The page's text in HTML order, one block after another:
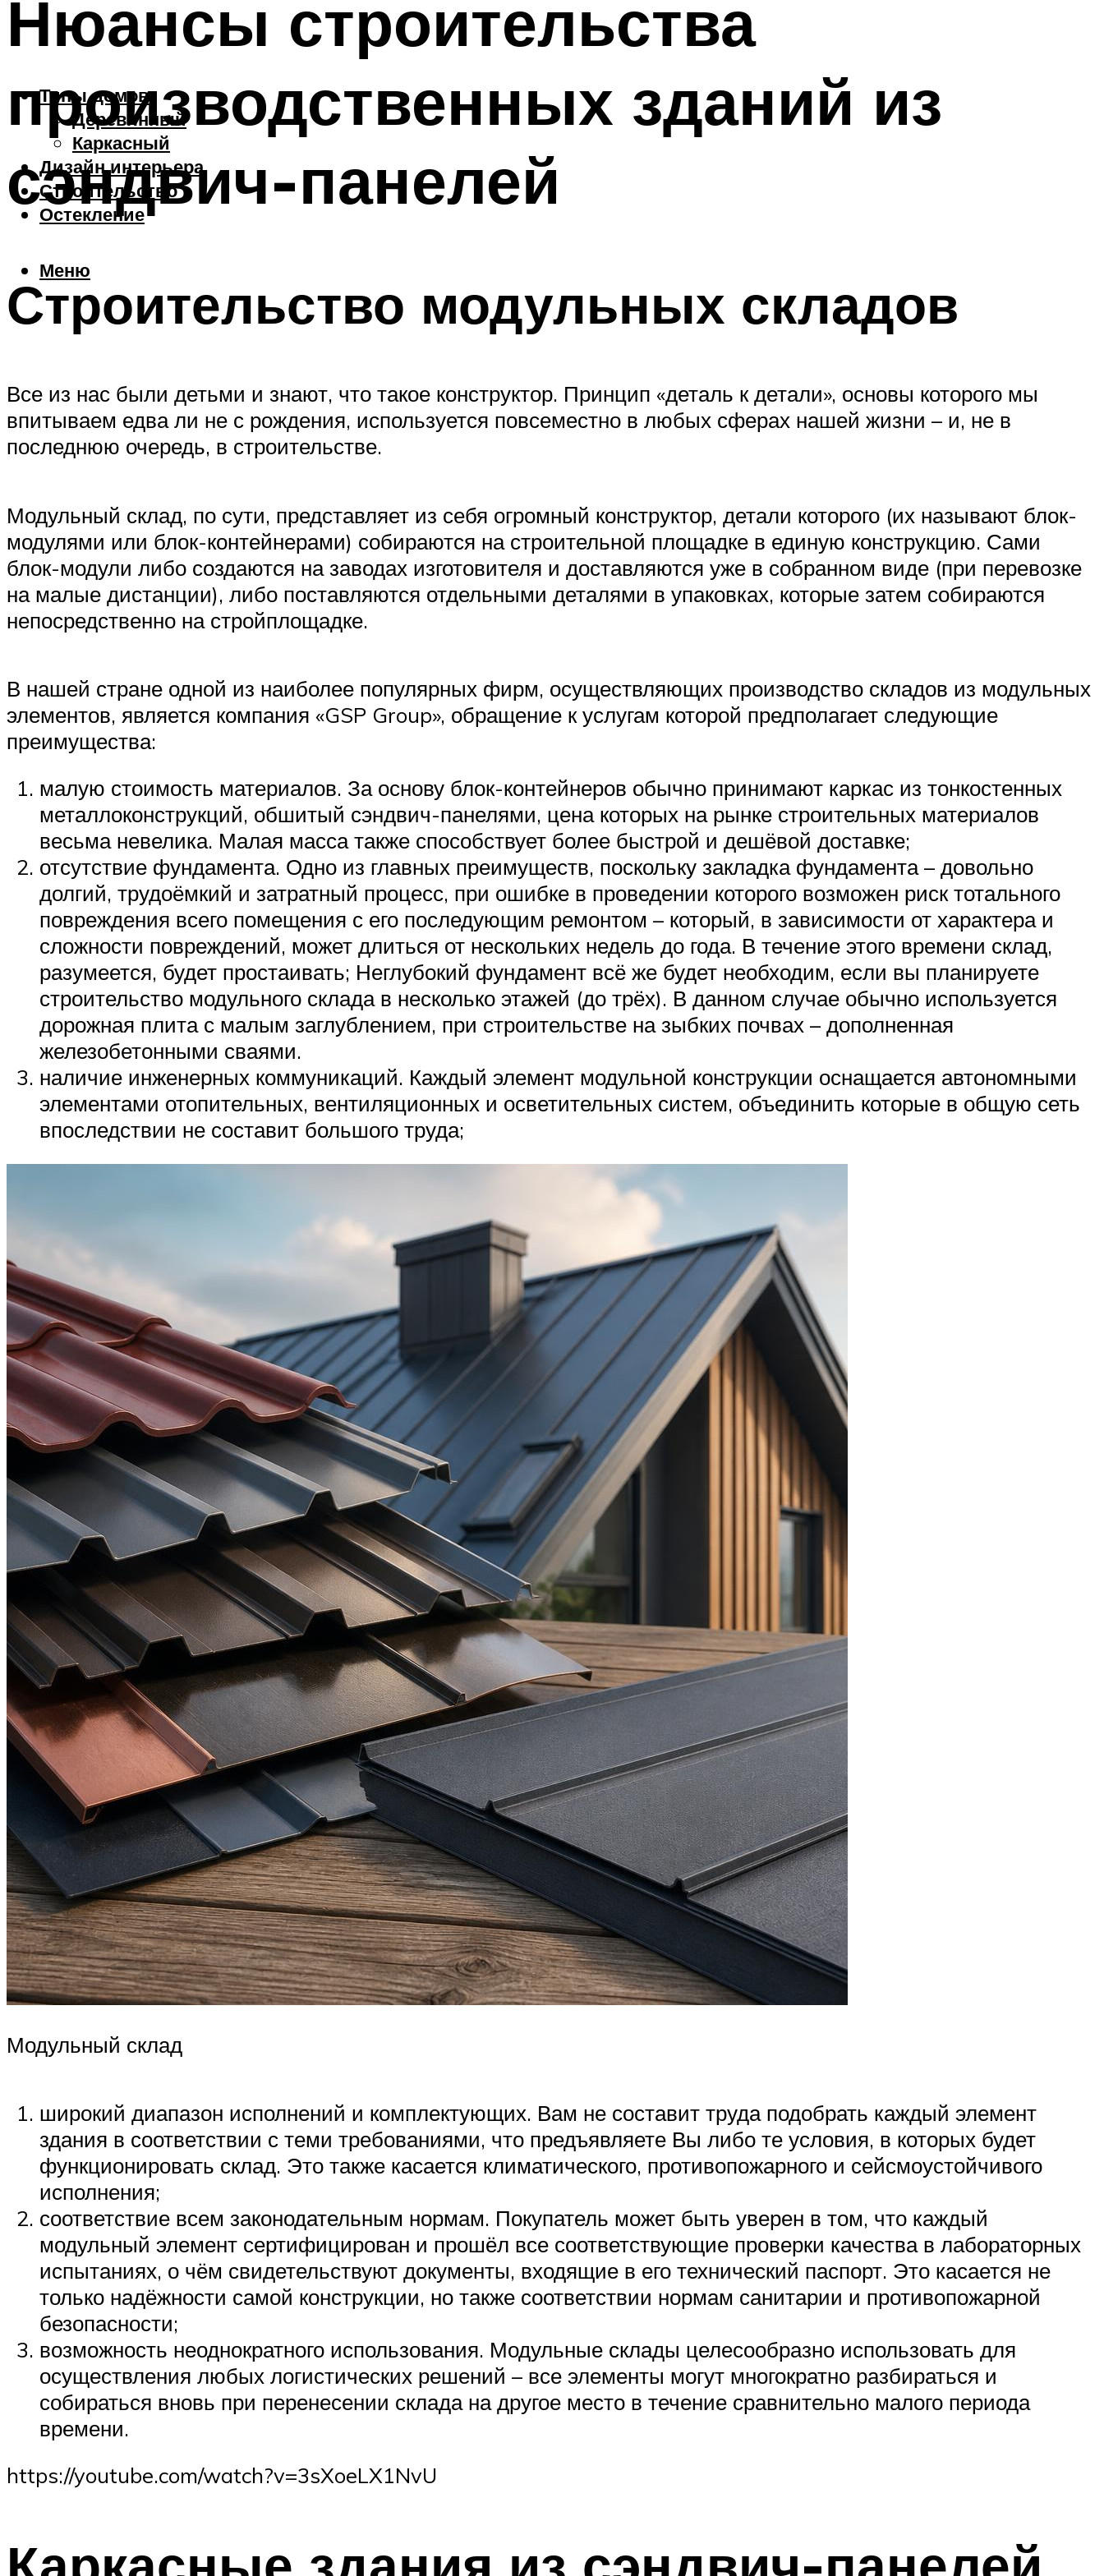
Типы домов
Деревянный
Каркасный
Дизайн интерьера
Строительство
Остекление
Меню
Нюансы строительства
производственных зданий из
сэндвич-панелей
Строительство модульных складов
Все из нас были детьми и знают, что такое конструктор. Принцип «деталь к детали», основы которого мы
впитываем едва ли не с рождения, используется повсеместно в любых сферах нашей жизни – и, не в
последнюю очередь, в строительстве.
Модульный склад, по сути, представляет из себя огромный конструктор, детали которого (их называют блок-
модулями или блок-контейнерами) собираются на строительной площадке в единую конструкцию. Сами
блок-модули либо создаются на заводах изготовителя и доставляются уже в собранном виде (при перевозке
на малые дистанции), либо поставляются отдельными деталями в упаковках, которые затем собираются
непосредственно на стройплощадке.
В нашей стране одной из наиболее популярных фирм, осуществляющих производство складов из модульных
элементов, является компания «GSP Group», обращение к услугам которой предполагает следующие
преимущества:
малую стоимость материалов. За основу блок-контейнеров обычно принимают каркас из тонкостенных
металлоконструкций, обшитый сэндвич-панелями, цена которых на рынке строительных материалов
весьма невелика. Малая масса также способствует более быстрой и дешёвой доставке;
отсутствие фундамента. Одно из главных преимуществ, поскольку закладка фундамента – довольно
долгий, трудоёмкий и затратный процесс, при ошибке в проведении которого возможен риск тотального
повреждения всего помещения с его последующим ремонтом – который, в зависимости от характера и
сложности повреждений, может длиться от нескольких недель до года. В течение этого времени склад,
разумеется, будет простаивать; Неглубокий фундамент всё же будет необходим, если вы планируете
строительство модульного склада в несколько этажей (до трёх). В данном случае обычно используется
дорожная плита с малым заглублением, при строительстве на зыбких почвах – дополненная
железобетонными сваями.
наличие инженерных коммуникаций. Каждый элемент модульной конструкции оснащается автономными
элементами отопительных, вентиляционных и осветительных систем, объединить которые в общую сеть
впоследствии не составит большого труда;
Модульный склад
широкий диапазон исполнений и комплектующих. Вам не составит труда подобрать каждый элемент
здания в соответствии с теми требованиями, что предъявляете Вы либо те условия, в которых будет
функционировать склад. Это также касается климатического, противопожарного и сейсмоустойчивого
исполнения;
соответствие всем законодательным нормам. Покупатель может быть уверен в том, что каждый
модульный элемент сертифицирован и прошёл все соответствующие проверки качества в лабораторных
испытаниях, о чём свидетельствуют документы, входящие в его технический паспорт. Это касается не
только надёжности самой конструкции, но также соответствии нормам санитарии и противопожарной
безопасности;
возможность неоднократного использования. Модульные склады целесообразно использовать для
осуществления любых логистических решений – все элементы могут многократно разбираться и
собираться вновь при перенесении склада на другое место в течение сравнительно малого периода
времени.
https://youtube.com/watch?v=3sXoeLX1NvU